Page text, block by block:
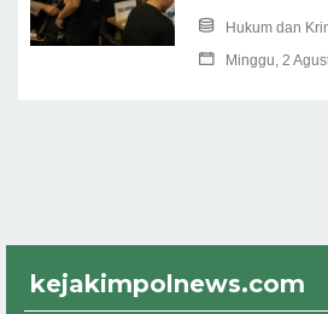
Hukum dan
Minggu, 2
kejakimpolnews.com